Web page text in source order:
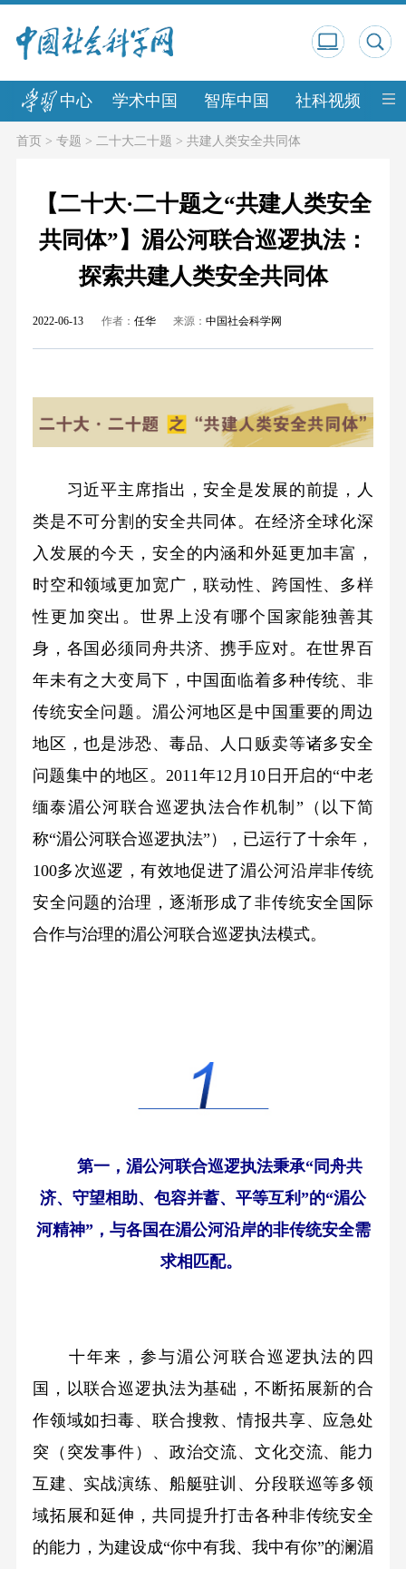
中心 学术中国 智库中国 社科视频 中
首页> 专题 > 二十大二十题 > 共建人类安全共同体
【二十大·二十题之“共建人类安全
共同体”】湄公河联合巡逻执法：
探索共建人类安全共同体
2022-06-13 作者： 任华 来源：中国社会科学网
习近平主席指出，安全是发展的前提，人
类是不可分割的安全共同体。在经济全球化深
入发展的今天，安全的内涵和外延更加丰富，
时空和领域更加宽广，联动性、跨国性、多样
性更加突出。世界上没有哪个国家能独善其
身，各国必须同舟共济、携手应对。在世界百
年未有之大变局下，中国面临着多种传统、非
传统安全问题。湄公河地区是中国重要的周边
地区，也是涉恐、毒品、人口贩卖等诸多安全
问题集中的地区。2011年12月10日开启的“中老
缅泰湄公河联合巡逻执法合作机制”（以下简
称“湄公河联合巡逻执法”），已运行了十余年，
100多次巡逻，有效地促进了湄公河沿岸非传统
安全问题的治理，逐渐形成了非传统安全国际
合作与治理的湄公河联合巡逻执法模式。
第一，湄公河联合巡逻执法秉承“同舟共
济、守望相助、包容并蓄、平等互利”的“湄公
河精神”，与各国在湄公河沿岸的非传统安全需
求相匹配。
十年来，参与湄公河联合巡逻执法的四
国，以联合巡逻执法为基础，不断拓展新的合
作领域如扫毒、联合搜救、情报共享、应急处
突（突发事件）、政治交流、文化交流、能力
互建、实战演练、船艇驻训、分段联巡等多领
域拓展和延伸，共同提升打击各种非传统安全
的能力，为建设成“你中有我、我中有你”的澜湄